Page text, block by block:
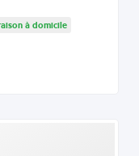
à domicile